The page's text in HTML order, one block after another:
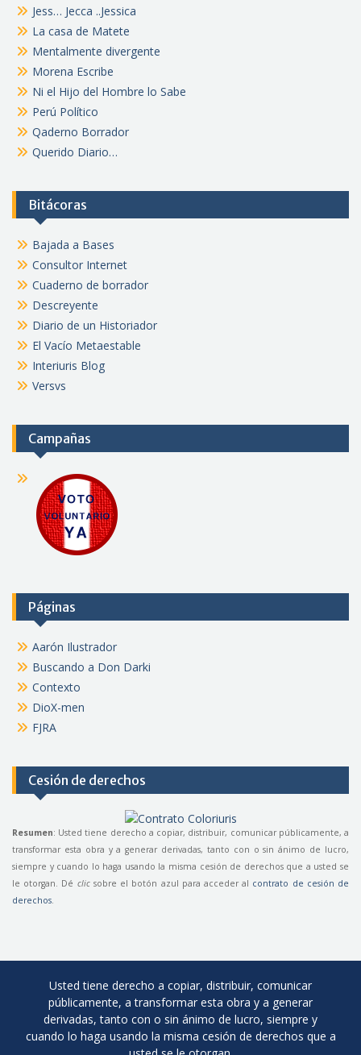
Jess… Jecca ..Jessica
La casa de Matete
Mentalmente divergente
Morena Escribe
Ni el Hijo del Hombre lo Sabe
Perú Político
Qaderno Borrador
Querido Diario…
Bitácoras
Bajada a Bases
Consultor Internet
Cuaderno de borrador
Descreyente
Diario de un Historiador
El Vacío Metaestable
Interiuris Blog
Versvs
Campañas
Páginas
Aarón Ilustrador
Buscando a Don Darki
Contexto
DioX-men
FJRA
Cesión de derechos
Resumen: Usted tiene derecho a copiar, distribuir, comunicar públicamente, a
transformar esta obra y a generar derivadas, tanto con o sin ánimo de lucro,
siempre y cuando lo haga usando la misma cesión de derechos que a usted se
le otorgan. Dé clicsobre el botón azul para acceder al contrato de cesión de
derechos
Usted tiene derecho a copiar, distribuir, comunicar
públicamente, a transformar esta obra y a generar
derivadas, tanto con o sin ánimo de lucro, siempre y
cuando lo haga usando la misma cesión de derechos que a